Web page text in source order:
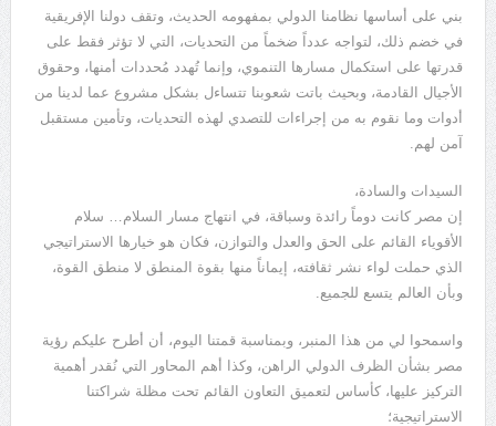
بني على أساسها نظامنا الدولي بمفهومه الحديث، وتقف دولنا الإفريقية
في خضم ذلك، لتواجه عدداً ضخماً من التحديات، التي لا تؤثر فقط على
قدرتها على استكمال مسارها التنموي، وإنما تُهدد مُحددات أمنها، وحقوق
الأجيال القادمة، وبحيث باتت شعوبنا تتساءل بشكل مشروع عما لدينا من
أدوات وما نقوم به من إجراءات للتصدي لهذه التحديات، وتأمين مستقبل
آمن لهم.
السيدات والسادة،
إن مصر كانت دوماً رائدة وسباقة، في انتهاج مسار السلام… سلام
الأقوياء القائم على الحق والعدل والتوازن، فكان هو خيارها الاستراتيجي
الذي حملت لواء نشر ثقافته، إيماناً منها بقوة المنطق لا منطق القوة،
وبأن العالم يتسع للجميع.
واسمحوا لي من هذا المنبر، وبمناسبة قمتنا اليوم، أن أطرح عليكم رؤية
مصر بشأن الظرف الدولي الراهن، وكذا أهم المحاور التي نُقدر أهمية
التركيز عليها، كأساس لتعميق التعاون القائم تحت مظلة شراكتنا
الاستراتيجية؛